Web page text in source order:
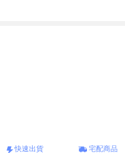
快速出貨
宅配商品